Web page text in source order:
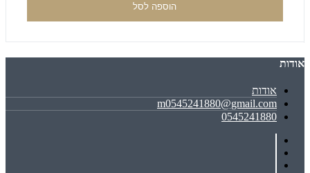
הוספה לסל
אודות
אודות
m0545241880@gmail.com
0545241880